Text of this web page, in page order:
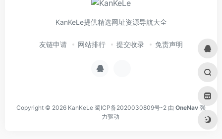
KanKeLe提供精选网址资源导航大全
友链申请 网站排行 提交收录 免责声明
Copyright © 2026 KanKeLe 蜀ICP备2020030809号-2 由 OneNav 强
力驱动